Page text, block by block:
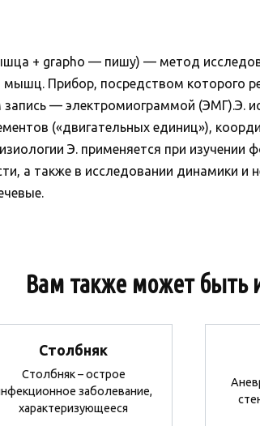
+ grapho — пишу) — метод
мышц. Прибор, посредством которого
— электромиограммой (ЭМГ).Э.
(«двигательных единиц»),
Э. применяется при
а также в исследовании динамики и
Вам также может быть
Столбняк
Столбняк – острое
заболевание,
характеризующееся